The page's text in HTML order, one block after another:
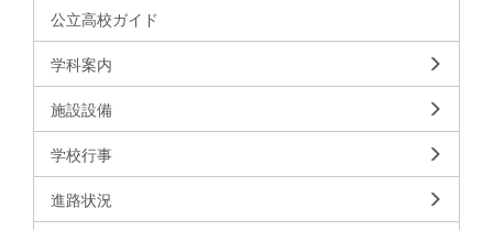
公立高校ガイド
学科案内
施設設備
学校行事
進路状況